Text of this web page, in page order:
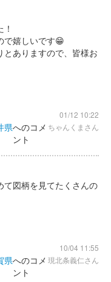
で嬉しいです😁
ありますので、皆様お
01/12 10:22
ちゃんくまさん
県へのコメ
ント
て図柄を見てたくさんの
10/04 11:55
現北条義仁さん
県へのコメ
ント